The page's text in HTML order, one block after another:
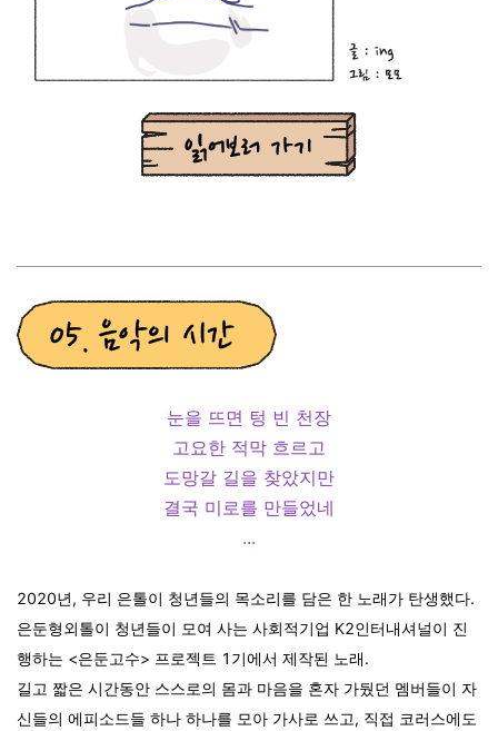
눈을 뜨면 텅 빈 천장
고요한 적막 흐르고
도망갈 길을 찾았지만
결국 미로를 만들었네
...
2020년, 우리 은톨이 청년들의 목소리를 담은 한 노래가 탄생했다.
은둔형외톨이 청년들이 모여 사는 사회적기업 K2인터내셔널이 진
행하는 <은둔고수> 프로젝트 1기에서 제작된 노래.
길고 짧은 시간동안 스스로의 몸과 마음을 혼자 가뒀던 멤버들이 자
신들의 에피소드들 하나 하나를 모아 가사로 쓰고, 직접 코러스에도